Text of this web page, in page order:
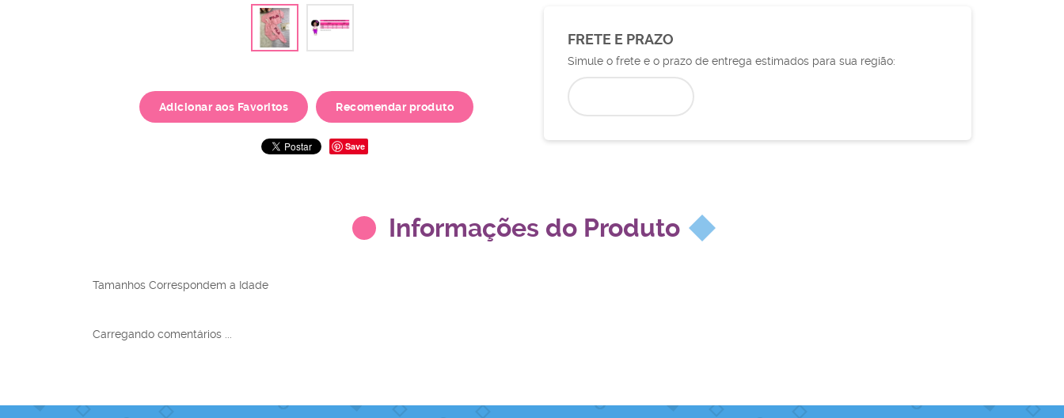
Adicionar aos Favoritos Recomendar produto
Save
FRETE E PRAZO
Simule o frete e o prazo de entrega estimados para sua região:
Informações do Produto
Tamanhos Correspondem a Idade
Carregando comentários ...